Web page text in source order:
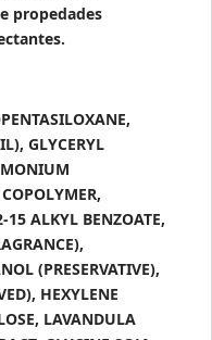
propedades
GLYCERYL
15 ALKYL BENZOATE,
(PRESERVATIVE),
HEXYLENE
LAVANDULA